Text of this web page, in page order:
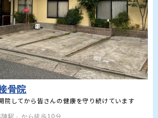
骨院
院してから皆さんの健康を守り続けています